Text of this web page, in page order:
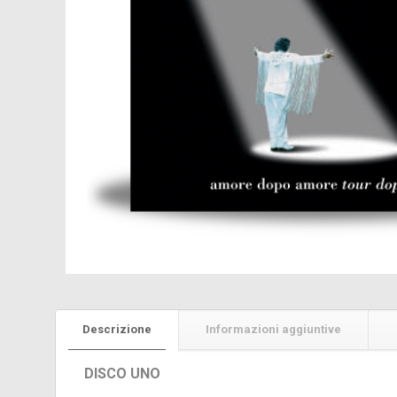
Descrizione Informazioni aggiuntive
DISCO UNO